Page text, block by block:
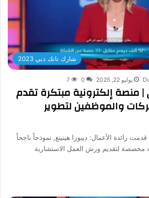
شارك تانك دبي 2023
يوليو 22, 2025 0
7
منصة إلكترونية مبتكرة تقدم
والموظفين لتطوير
Shark Tank Dubai | قدمت رائدة الأعمال: ديبورا هينينغ, نموذجاً ناجحاً
مخصصة لتقديم ورش العمل الاستشارية